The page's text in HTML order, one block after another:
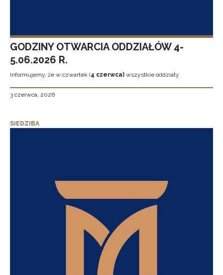
GODZINY OTWARCIA ODDZIAŁÓW 4-
5.06.2026 R.
Informujemy, że w czwartek (4 czerwca) wszystkie oddziały
3 czerwca, 2026
SIEDZIBA